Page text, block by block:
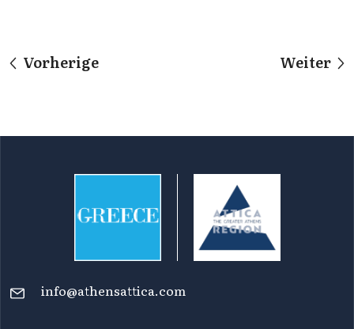
Vorherige Weiter
info@athensattica.com